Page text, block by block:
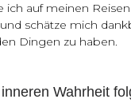
ich auf meinen
schätze mich
Dingen zu haben.
Wahrheit